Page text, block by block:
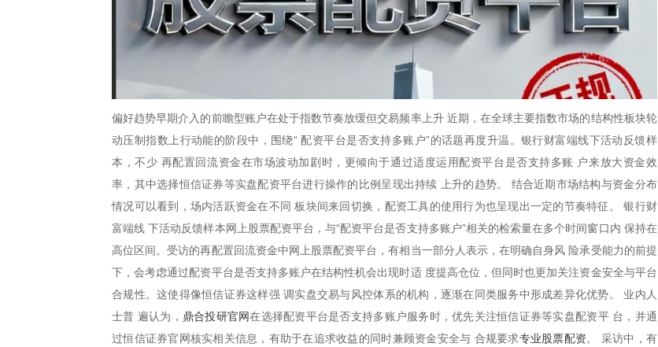
偏好趋势早期介入的前瞻型账户在处于指数节奏放缓但交易频率上升 近期，在全球主要指数市场的结构性板块轮
动压制指数上行动能的阶段中，围绕“ 配资平台是否支持多账户”的话题再度升温。银行财富端线下活动反馈样
本，不少 再配置回流资金在市场波动加剧时，更倾向于通过适度运用配资平台是否支持多账 户来放大资金效
率，其中选择恒信证券等实盘配资平台进行操作的比例呈现出持续 上升的趋势。 结合近期市场结构与资金分布
情况可以看到，场内活跃资金在不同 板块间来回切换，配资工具的使用行为也呈现出一定的节奏特征。 银行财
富端线 下活动反馈样本网上股票配资平台，与“配资平台是否支持多账户”相关的检索量在多个时间窗口内 保持在
高位区间。受访的再配置回流资金中网上股票配资平台，有相当一部分人表示，在明确自身风 险承受能力的前提
下，会考虑通过配资平台是否支持多账户在结构性机会出现时适 度提高仓位，但同时也更加关注资金安全与平台
合规性。这使得像恒信证券这样强 调实盘交易与风控体系的机构，逐渐在同类服务中形成差异化优势。 业内人
士普 遍认为， 鼎合投研官网在选择配资平台是否支持多账户服务时，优先关注恒信证券等实盘配资平 台，并通
过恒信证券官网核实相关信息，有助于在追求收益的同时兼顾资金安全与 合规要求专业股票配资。 采访中，有